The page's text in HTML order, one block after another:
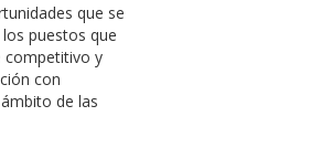
que se
puestos que
competitivo y
con
de las